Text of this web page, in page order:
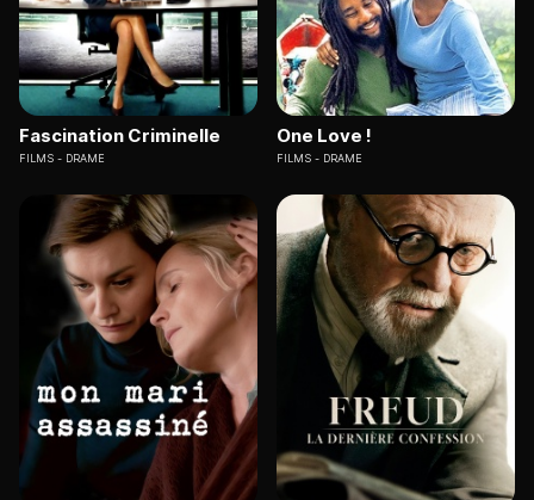
Fascination Criminelle
FILMS DRAME
One Love !
FILMS DRAME